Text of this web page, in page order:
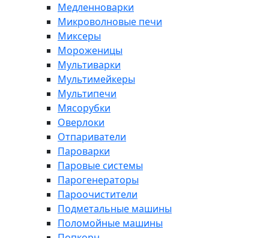
Медленноварки
Микроволновые печи
Миксеры
Мороженицы
Мультиварки
Мультимейкеры
Мультипечи
Мясорубки
Оверлоки
Отпариватели
Пароварки
Паровые системы
Парогенераторы
Пароочистители
Подметальные машины
Поломойные машины